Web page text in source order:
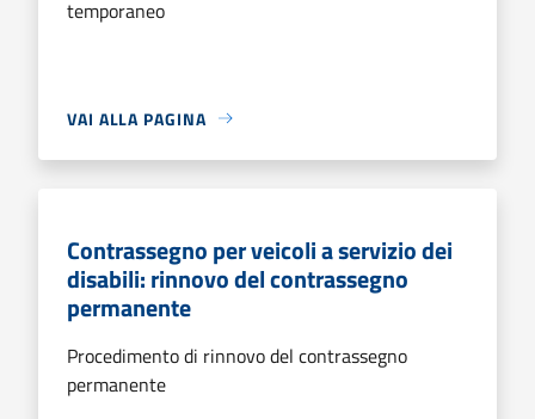
temporaneo
VAI ALLA PAGINA
Contrassegno per veicoli a servizio dei
disabili: rinnovo del contrassegno
permanente
Procedimento di rinnovo del contrassegno
permanente